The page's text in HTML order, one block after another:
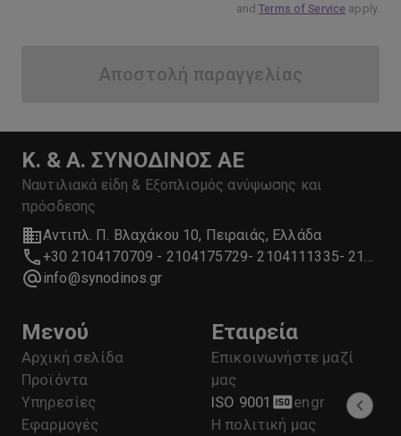
and Terms of Service apply.
Αποστολή παραγγελίας
Κ. & Α. ΣΥΝΟΔΙΝΟΣ ΑΕ
Ναυτιλιακά είδη & Εξοπλισμός ανύψωσης και
πρόσδεσης
Αντιπλ. Π. Βλαχάκου 10, Πειραιάς, Ελλάδα
info@synodinos.gr
Μενού
Αρχική σελίδα
Προϊόντα
Υπηρεσίες
Εφαρμογές
Εταιρεία
Επικοινωνήστε μαζί
μας
ISO 9001
engr
Η πολιτική μας